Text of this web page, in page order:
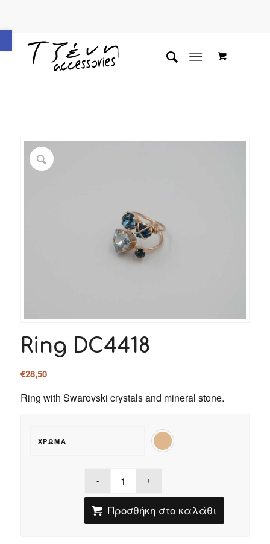
Ανοίξτε τη γραμμή εργαλείων
Ring DC4418
€28,50
Ring with Swarovski crystals and mineral stone.
ΧΡΏΜΑ
Προσθήκη στο καλάθι